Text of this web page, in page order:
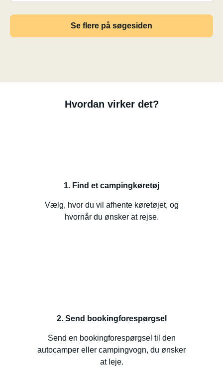
Se flere på søgesiden
Hvordan virker det?
1. Find et campingkøretøj
Vælg, hvor du vil afhente køretøjet, og
hvornår du ønsker at rejse.
2. Send bookingforespørgsel
Send en bookingforespørgsel til den
autocamper eller campingvogn, du ønsker
at leje.